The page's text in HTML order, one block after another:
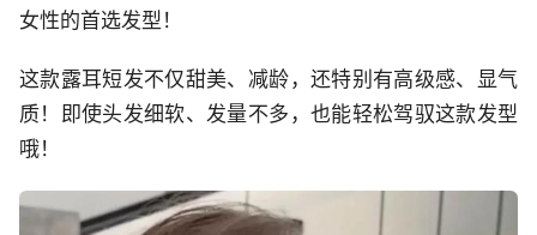
女性的首选发型！
这款露耳短发不仅甜美、减龄，还特别有高级感、显气
质！即使头发细软、发量不多，也能轻松驾驭这款发型
哦！